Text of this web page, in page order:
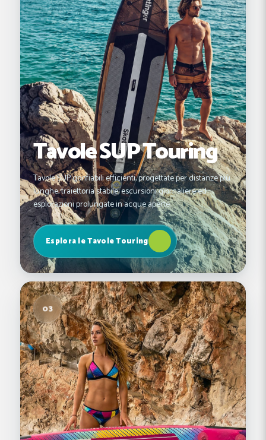
Tavole SUP Touring
Tavole SUP gonfiabili efficienti, progettate per distanze più
lunghe, traiettoria stabile, escursioni giornaliere ed
esplorazioni prolungate in acque aperte.
Esplora le Tavole Touring
03